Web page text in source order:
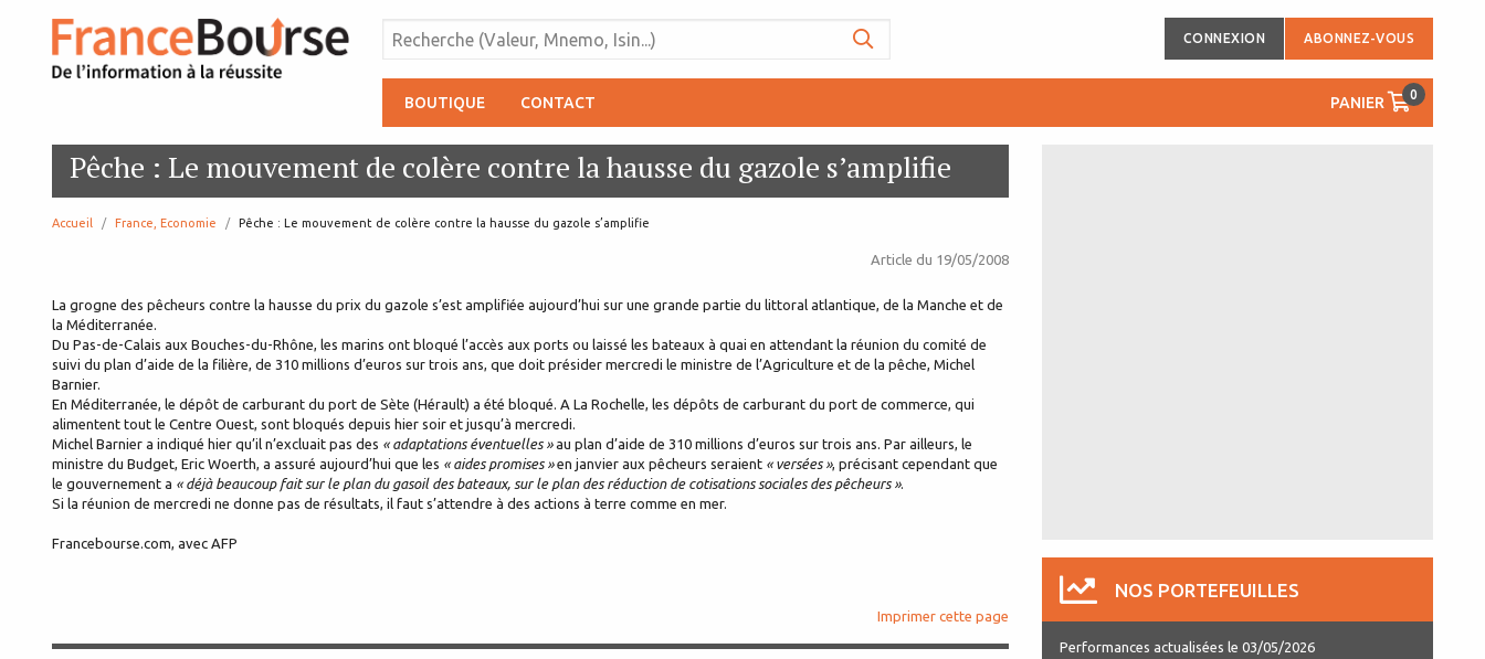
CONNEXION ABONNEZ-VOUS
BOUTIQUE CONTACT PANIER 0
Pêche : Le mouvement de colère contre la hausse du gazole s’amplifie
Accueil France, Economie page:
Pêche : Le mouvement de colère contre la hausse du gazole s’amplifie
Article du 19/05/2008
La grogne des pêcheurs contre la hausse du prix du gazole s’est amplifiée aujourd’hui sur une grande partie du littoral atlantique, de la Manche et de
la Méditerranée.
Du Pas-de-Calais aux Bouches-du-Rhône, les marins ont bloqué l’accès aux ports ou laissé les bateaux à quai en attendant la réunion du comité de
suivi du plan d’aide de la filière, de 310 millions d’euros sur trois ans, que doit présider mercredi le ministre de l’Agriculture et de la pêche, Michel
Barnier.
En Méditerranée, le dépôt de carburant du port de Sète (Hérault) a été bloqué. A La Rochelle, les dépôts de carburant du port de commerce, qui
alimentent tout le Centre Ouest, sont bloqués depuis hier soir et jusqu’à mercredi.
Michel Barnier a indiqué hier qu’il n’excluait pas des « adaptations éventuelles »au plan d’aide de 310 millions d’euros sur trois ans. Par ailleurs, le
ministre du Budget, Eric Woerth, a assuré aujourd’hui que les « aides promises »en janvier aux pêcheurs seraient « versées », précisant cependant que
le gouvernement a « déjà beaucoup fait sur le plan du gasoil des bateaux, sur le plan des réduction de cotisations sociales des pêcheurs ».
Si la réunion de mercredi ne donne pas de résultats, il faut s’attendre à des actions à terre comme en mer.
Francebourse.com, avec AFP
Imprimer cette page
NOS PORTEFEUILLES
Performances actualisées le 03/05/2026